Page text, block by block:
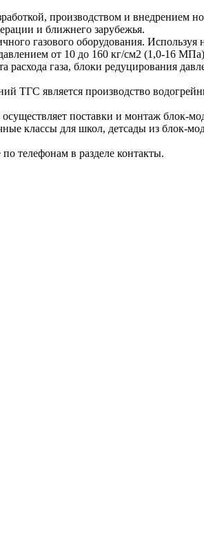
производством и внедрением
и ближнего зарубежья.
газового оборудования.
от 10 до 160 кг/см2 (1,0-16
газа, блоки редуцирования
ТГС является производство
поставки и монтаж блок-
классы для школ, детсады из блок-
телефонам в разделе контакты.